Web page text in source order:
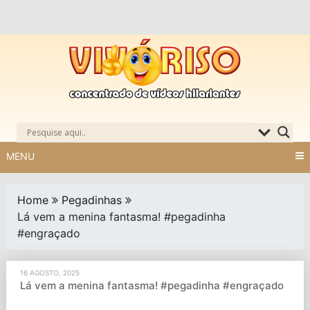
MENU
Home
Pegadinhas
Lá vem a menina fantasma! #pegadinha
#engraçado
16 AGOSTO, 2025
Lá vem a menina fantasma! #pegadinha #engraçado